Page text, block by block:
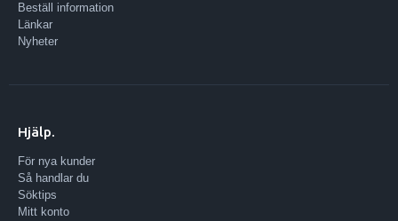
Beställ information
Länkar
Nyheter
Hjälp.
För nya kunder
Så handlar du
Söktips
Mitt konto